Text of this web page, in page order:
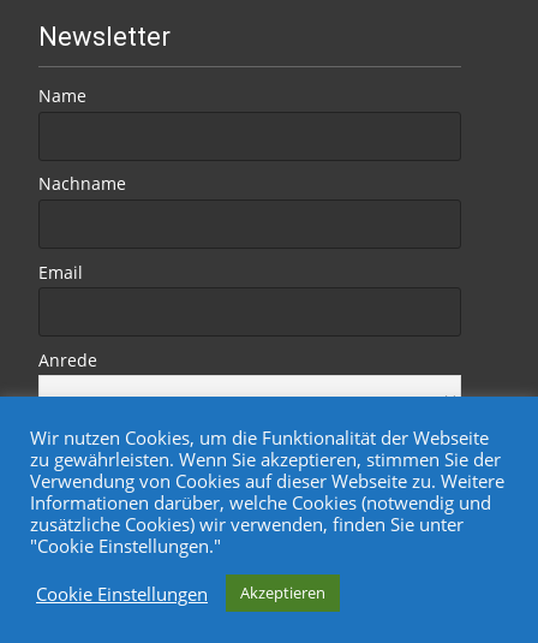
Newsletter
Name
Nachname
Email
Anrede
Copyright © Wohnungsgenossenschaft Treptower Park eG
Powered by WordPress, Designed byDavide.de
Wir nutzen Cookies, um die Funktionalität der Webseite
zu gewährleisten. Wenn Sie akzeptieren, stimmen Sie der
Verwendung von Cookies auf dieser Webseite zu. Weitere
Informationen darüber, welche Cookies (notwendig und
zusätzliche Cookies) wir verwenden, finden Sie unter
"Cookie Einstellungen."
Cookie Einstellungen
Akzeptieren